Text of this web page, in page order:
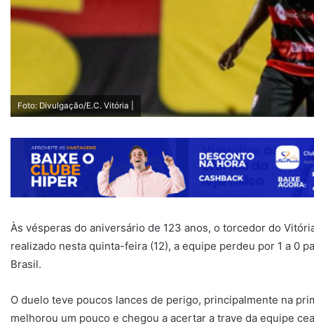
Foto: Divulgação/E.C. Vitória |
Às vésperas do aniversário de 123 anos, o torcedor do
realizado nesta quinta-feira (12), a equipe perdeu por 1 a 0
Brasil.
O duelo teve poucos lances de perigo, principalmente na
melhorou um pouco e chegou a acertar a trave da equipe